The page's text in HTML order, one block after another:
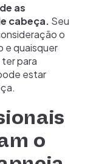
as
cabeça. Seu
o
e quaisquer
para
estar
o